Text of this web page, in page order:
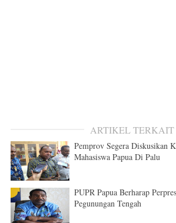
ARTIKEL TERKAIT
Pemprov Segera Diskusikan
Mahasiswa Papua Di Palu
PUPR Papua Berharap
Pegunungan Tengah